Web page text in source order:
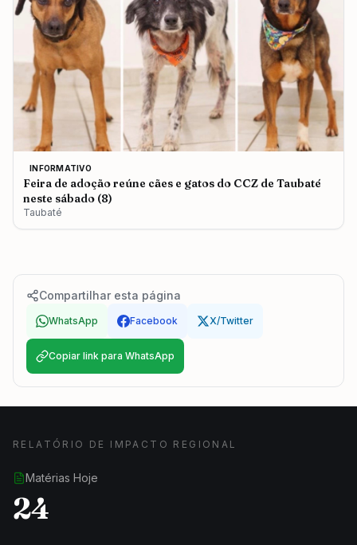
INFORMATIVO
Feira de adoção reúne cães e gatos do CCZ de Taubaté
neste sábado (8)
Taubaté
Compartilhar esta página
WhatsApp Facebook X/Twitter
Copiar link para WhatsApp
RELATÓRIO DE IMPACTO REGIONAL
Matérias Hoje
24